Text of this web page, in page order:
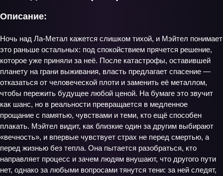
Описание:
Ночь над Ла‑Метал кажется слишком тихой, и Мэйтел понимает
это раньше остальных: под спокойствием прячется решение,
которое уже приняли за неё. После катастрофы, оставившей
планету на грани выживания, власть предлагает спасение —
отказаться от человеческой плоти и заменить её металлом,
чтобы пережить будущее любой ценой. На бумаге это звучит
как шанс, но в реальности превращается в медленное
прощание с памятью, чувствами и теми, кто ещё способен
плакать. Мэйтел видит, как близкие один за другим выбирают
«вечность», и впервые чувствует страх не перед смертью, а
перед жизнью без тепла. Она пытается разобраться, кто
направляет процесс и зачем людям внушают, что другого пути
нет, однако за любыми вопросами тянутся тени: за ней следят,